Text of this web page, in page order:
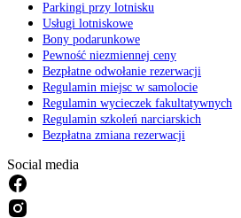
Parkingi przy lotnisku
Usługi lotniskowe
Bony podarunkowe
Pewność niezmiennej ceny
Bezpłatne odwołanie rezerwacji
Regulamin miejsc w samolocie
Regulamin wycieczek fakultatywnych
Regulamin szkoleń narciarskich
Bezpłatna zmiana rezerwacji
Social media